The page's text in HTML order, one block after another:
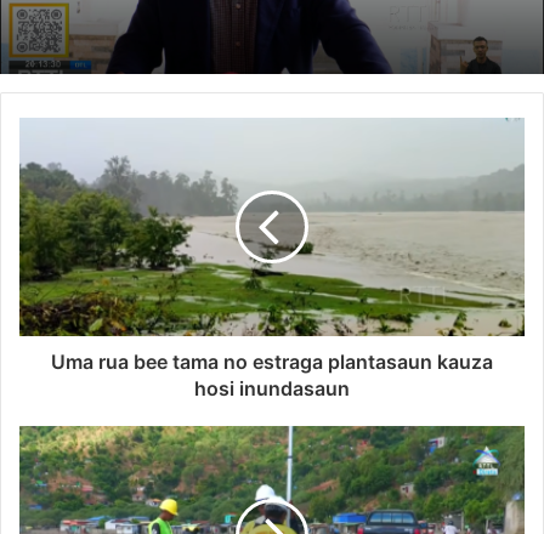
Uma rua bee tama no estraga plantasaun kauza
hosi inundasaun